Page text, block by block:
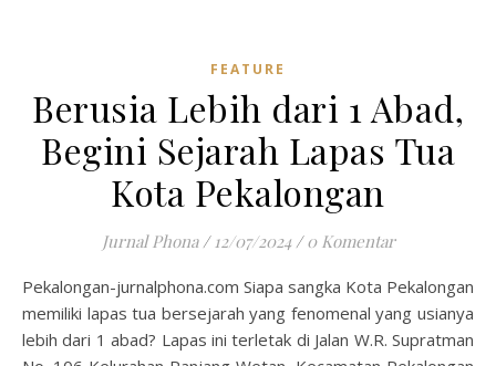
FEATURE
Berusia Lebih dari 1 Abad,
Begini Sejarah Lapas Tua
Kota Pekalongan
Jurnal Phona / 12/07/2024 / 0 Komentar
Pekalongan-jurnalphona.com Siapa sangka Kota Pekalongan
memiliki lapas tua bersejarah yang fenomenal yang usianya
lebih dari 1 abad? Lapas ini terletak di Jalan W.R. Supratman